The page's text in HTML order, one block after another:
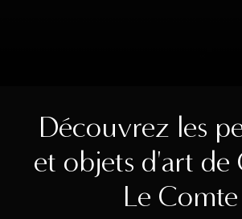
Découvrez les
et objets d'art de
Le Comte